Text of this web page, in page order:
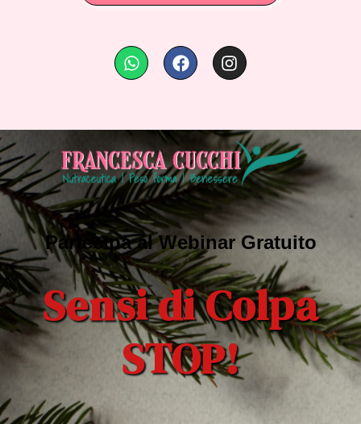
Partecipa al Webinar Gratuito
Sensi di Colpa
STOP!